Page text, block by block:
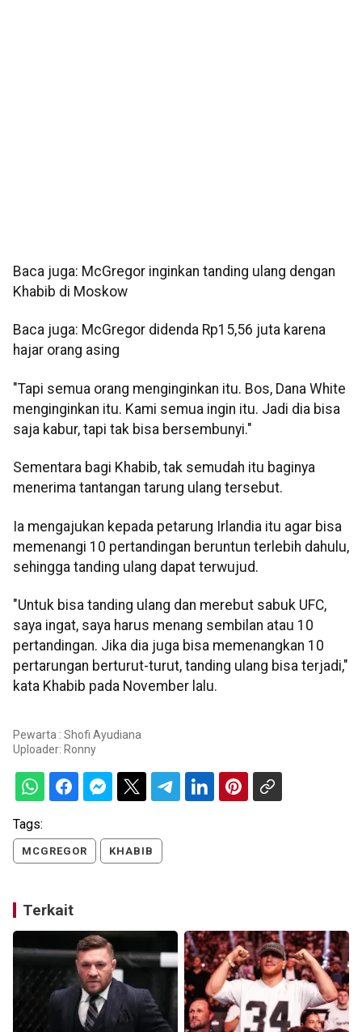
Baca juga: McGregor inginkan tanding ulang dengan
Khabib di Moskow
Baca juga: McGregor didenda Rp15,56 juta karena
hajar orang asing
"Tapi semua orang menginginkan itu. Bos, Dana White
menginginkan itu. Kami semua ingin itu. Jadi dia bisa
saja kabur, tapi tak bisa bersembunyi."
Sementara bagi Khabib, tak semudah itu baginya
menerima tantangan tarung ulang tersebut.
Ia mengajukan kepada petarung Irlandia itu agar bisa
memenangi 10 pertandingan beruntun terlebih dahulu,
sehingga tanding ulang dapat terwujud.
"Untuk bisa tanding ulang dan merebut sabuk UFC,
saya ingat, saya harus menang sembilan atau 10
pertandingan. Jika dia juga bisa memenangkan 10
pertarungan berturut-turut, tanding ulang bisa terjadi,"
kata Khabib pada November lalu.
Pewarta : Shofi Ayudiana
Uploader: Ronny
Tags:
MCGREGOR KHABIB
Terkait